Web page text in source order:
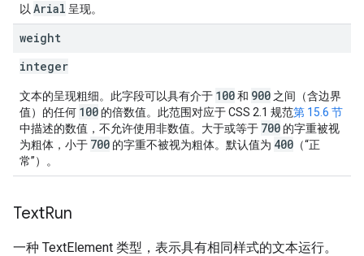
以 Arial 呈现。
weight
integer
文本的呈现粗细。此字段可以具有介于 100和 900 之间（含边界
值）的任何 100 的倍数值。此范围对应于 CSS 2.1 规范第 15.6 节
中描述的数值，不允许使用非数值。大于或等于 700 的字重被视
为粗体，小于 700 的字重不被视为粗体。默认值为 400 （“正
常”）。
TextRun
一种 TextElement 类型，表示具有相同样式的文本运行。